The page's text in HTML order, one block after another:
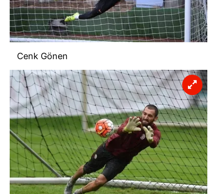
Cenk Gönen